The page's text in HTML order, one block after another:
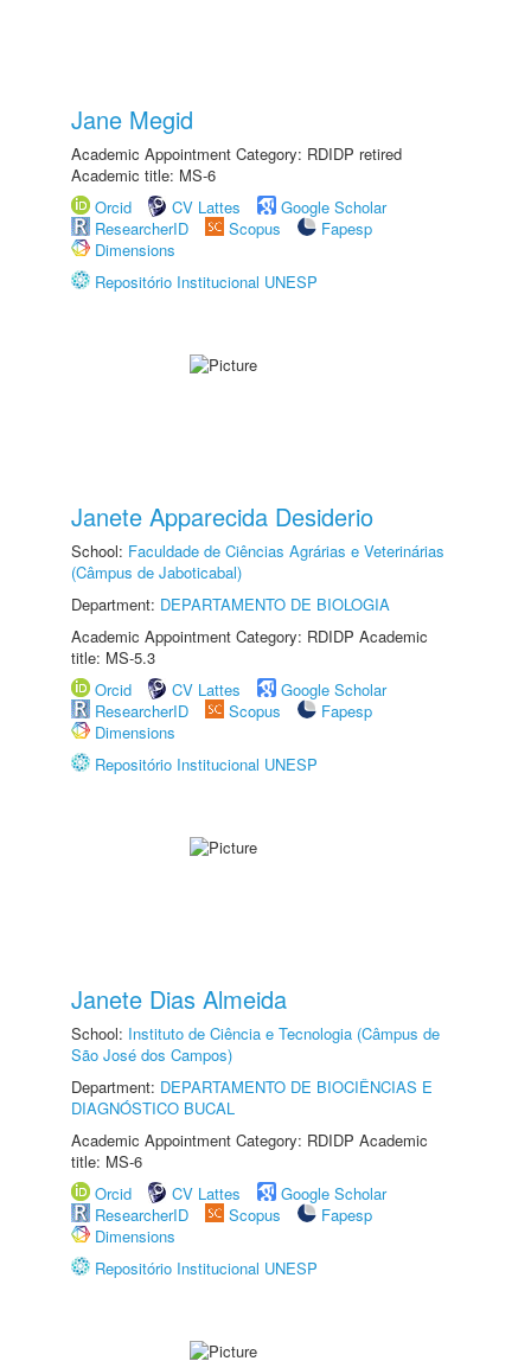
Jane Megid
Academic Appointment Category: RDIDP retired
Academic title: MS-6
Orcid
CV Lattes
Google Scholar
ResearcherID
Scopus
Fapesp
Dimensions
Repositório Institucional UNESP
Janete Apparecida Desiderio
School: Faculdade de Ciências Agrárias e Veterinárias
(Câmpus de Jaboticabal)
Department: DEPARTAMENTO DE BIOLOGIA
Academic Appointment Category: RDIDP Academic
title: MS-5.3
Orcid
CV Lattes
Google Scholar
ResearcherID
Scopus
Fapesp
Dimensions
Repositório Institucional UNESP
Janete Dias Almeida
School: Instituto de Ciência e Tecnologia (Câmpus de
São José dos Campos)
Department: DEPARTAMENTO DE BIOCIÊNCIAS E
DIAGNÓSTICO BUCAL
Academic Appointment Category: RDIDP Academic
title: MS-6
Orcid
CV Lattes
Google Scholar
ResearcherID
Scopus
Fapesp
Dimensions
Repositório Institucional UNESP